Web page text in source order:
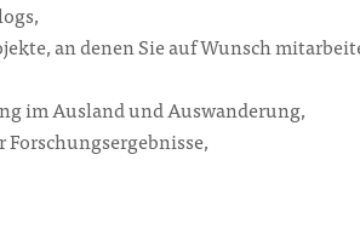
an denen Sie auf Wunsch
im Ausland und Auswanderung,